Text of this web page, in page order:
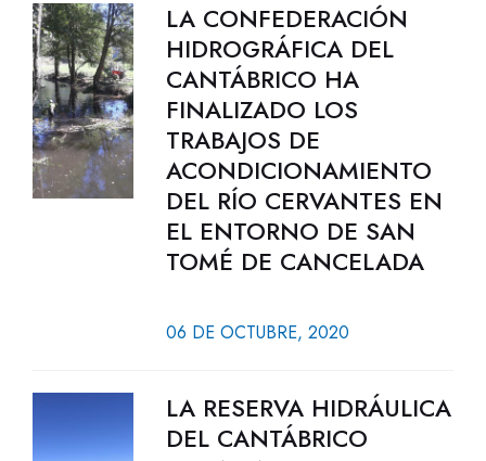
LA CONFEDERACIÓN
HIDROGRÁFICA DEL
CANTÁBRICO HA
FINALIZADO LOS
TRABAJOS DE
ACONDICIONAMIENTO
DEL RÍO CERVANTES EN
EL ENTORNO DE SAN
TOMÉ DE CANCELADA
06 DE OCTUBRE, 2020
LA RESERVA HIDRÁULICA
DEL CANTÁBRICO